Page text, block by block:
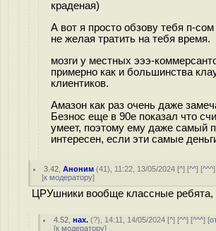
краденая)
А вот я просто обзову тебя п-
не желая тратить на тебя время.
мозги у местных эээ-
примерно как и большинства
клиентиков.
Амазон как раз очень даже
Безнос еще в 90е показал что
умеет, поэтому ему даже самый
интересен, если эти самые
3.42 ,Аноним (41), 11:22, 13/05/2024 [^] [^^] [^^^
[к модератору]
ЦРУшники вообще классные ребята,
4.52 ,нах. (?), 14:11, 14/05/2024 [^] [^^] [^^^] [
[к модератору]